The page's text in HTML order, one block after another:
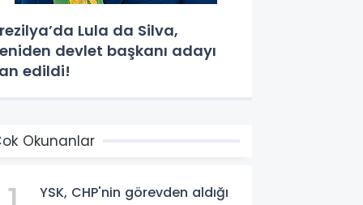
Lula da Silva,
devlet başkanı adayı
edildi!
Okunanlar
YSK, CHP'nin görevden aldığı